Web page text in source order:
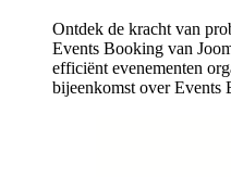
Ontdek de kracht van
Events Booking van
efficiënt evenementen
bijeenkomst over Events